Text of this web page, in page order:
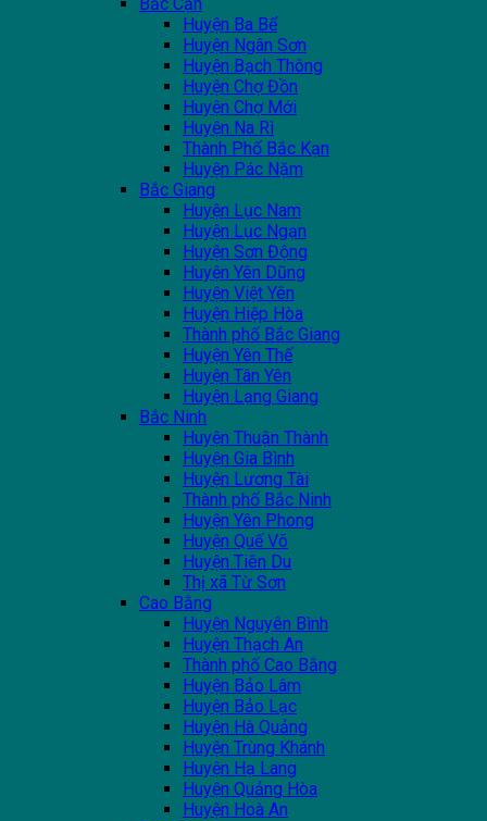
Huyện Ba Bể
Huyện Ngân Sơn
Huyện Bạch Thông
Huyện Chợ Đồn
Huyện Chợ Mới
Huyện Na Rì
Thành Phố Bắc Kạn
Huyện Pác Nặm
Bắc Giang
Huyện Lục Nam
Huyện Lục Ngạn
Huyện Sơn Động
Huyện Yên Dũng
Huyện Việt Yên
Huyện Hiệp Hòa
Thành phố Bắc Giang
Huyện Yên Thế
Huyện Tân Yên
Huyện Lạng Giang
Bắc Ninh
Huyện Thuận Thành
Huyện Gia Bình
Huyện Lương Tài
Thành phố Bắc Ninh
Huyện Yên Phong
Huyện Quế Võ
Huyện Tiên Du
Thị xã Từ Sơn
Cao Bằng
Huyện Nguyên Bình
Huyện Thạch An
Thành phố Cao Bằng
Huyện Bảo Lâm
Huyện Bảo Lạc
Huyện Hà Quảng
Huyện Trùng Khánh
Huyện Hạ Lang
Huyện Quảng Hòa
Huyện Hoà An